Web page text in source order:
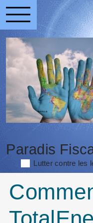
Paradis
Lutter contre les